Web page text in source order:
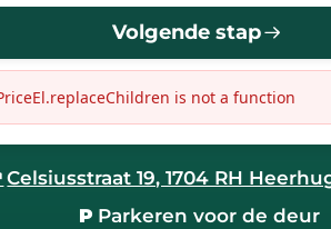
Volgende stap
is not a function
Celsiusstraat 19, 1704 RH
P Parkeren voor de deur